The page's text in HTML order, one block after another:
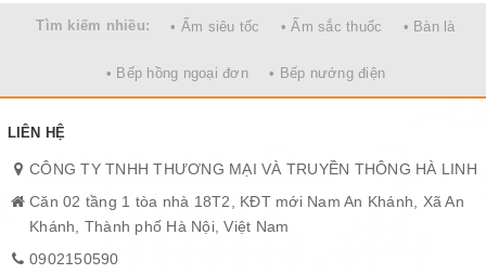
Tìm kiếm nhiều: • Ấm siêu tốc • Ấm sắc thuốc • Bàn là
• Bếp hồng ngoại đơn • Bếp nướng điện
LIÊN HỆ
CÔNG TY TNHH THƯƠNG MẠI VÀ TRUYỀN THÔNG HÀ LINH
Căn 02 tầng 1 tòa nhà 18T2, KĐT mới Nam An Khánh, Xã An
Khánh, Thành phố Hà Nội, Việt Nam
0902150590